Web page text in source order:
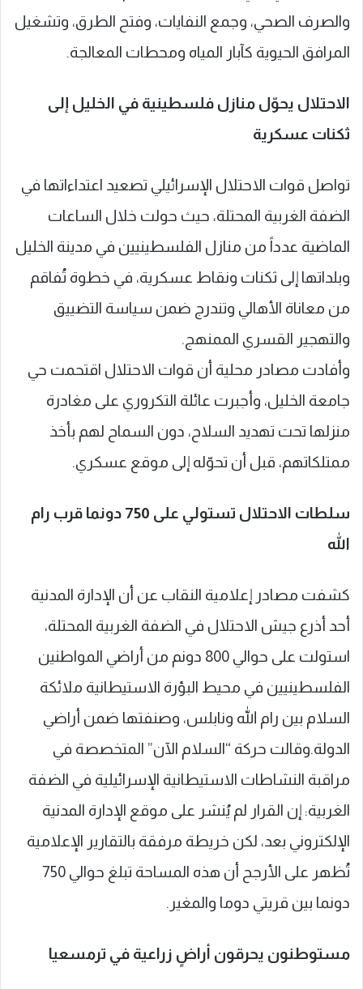
والصرف الصحي، وجمع النفايات، وفتح الطرق، وتشغيل
المرافق الحيوية كآبار المياه ومحطات المعالجة.
الاحتلال يحوّل منازل فلسطينية في الخليل إلى
ثكنات عسكرية
تواصل قوات الاحتلال الإسرائيلي تصعيد اعتداءاتها في
الضفة الغربية المحتلة، حيث حولت خلال الساعات
الماضية عدداً من منازل الفلسطينيين في مدينة الخليل
وبلداتها إلى ثكنات ونقاط عسكرية، في خطوة تُفاقم
من معاناة الأهالي وتندرج ضمن سياسة التضييق
والتهجير القسري الممنهج.
وأفادت مصادر محلية أن قوات الاحتلال اقتحمت حي
جامعة الخليل، وأجبرت عائلة التكروري على مغادرة
منزلها تحت تهديد السلاح، دون السماح لهم بأخذ
ممتلكاتهم، قبل أن تحوّله إلى موقع عسكري.
سلطات الاحتلال تستولي على 750 دونما قرب رام
الله
كشفت مصادر إعلامية النقاب عن أن الإدارة المدنية
أحد أذرع جيش الاحتلال في الضفة الغربية المحتلة،
استولت على حوالي 800 دونم من أراضي المواطنين
الفلسطينيين في محيط البؤرة الاستيطانية ملائكة
السلام بين رام الله ونابلس، وصنفتها ضمن أراضي
الدولة.وقالت حركة “السلام الآن” المتخصصة في
مراقبة النشاطات الاستيطانية الإسرائيلية في الضفة
الغربية: إن القرار لم يُنشر على موقع الإدارة المدنية
الإلكتروني بعد، لكن خريطة مرفقة بالتقارير الإعلامية
تُظهر على الأرجح أن هذه المساحة تبلغ حوالي 750
دونما بين قريتي دوما والمغير.
مستوطنون يحرقون أراضٍ زراعية في ترمسعيا